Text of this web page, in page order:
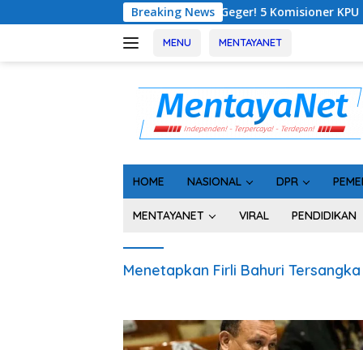
ke
Breaking News
Geger! 5 Komisioner KPU Kotim
MENU MENTAYANET
HOME NASIONAL DPR
MENTAYANET VIRAL PENDIDIKAN
Menetapkan Firli Bahuri Tersangka